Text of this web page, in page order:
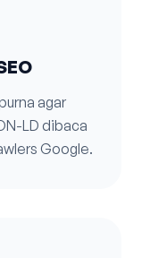
agar
LD dibaca
Google.